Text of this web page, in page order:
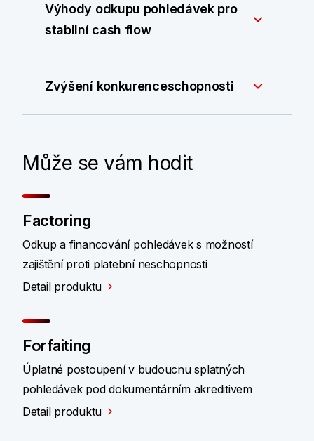
Výhody odkupu pohledávek pro
stabilní cash flow
Zvýšení konkurenceschopnosti
Může se vám hodit
Factoring
Odkup a financování pohledávek s možností
zajištění proti platební neschopnosti
Detail produktu
Forfaiting
Úplatné postoupení v budoucnu splatných
pohledávek pod dokumentárním akreditivem
Detail produktu